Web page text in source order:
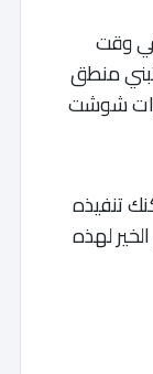
وقت
منطق
شوشت
تنفيذه
لهذه